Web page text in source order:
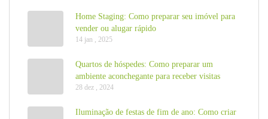
Home Staging: Como preparar seu imóvel para
vender ou alugar rápido
14 jan , 2025
Quartos de hóspedes: Como preparar um
ambiente aconchegante para receber visitas
28 dez , 2024
Iluminação de festas de fim de ano: Como criar